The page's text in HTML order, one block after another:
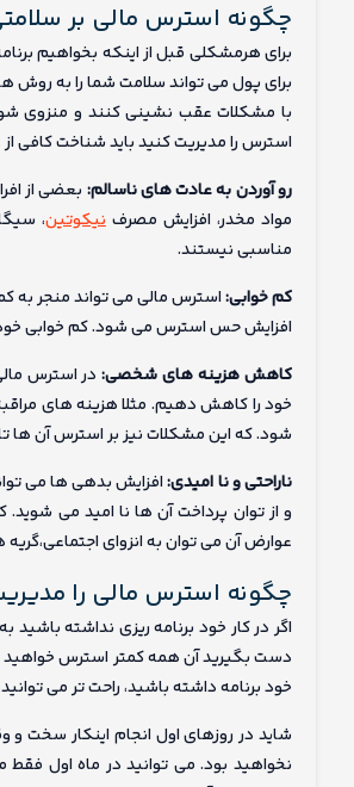
چگونه استرس مالی بر
برای هرمشکلی قبل از اینکه بخواهیم
برای پول می تواند سلامت شما را به
با مشکلات عقب نشینی کنند و منزوی
استرس را مدیریت کنید باید شناخت کافی
رو آوردن به عادت های ناسالم: بعضی از
مواد مخدر، افزایش مصرفنیکوتین،
مناسبی نیستند.
کم خوابی:استرس مالی می تواند منجر به
افزایش حس استرس می شود. کم خوابی
کاهش هزینه های شخصی: در استرس
خود را کاهش دهیم. مثلا هزینه های
شود. که این مشکلات نیز بر استرس آن ها
ناراحتی و نا امیدی:افزایش بدهی ها می
و از توان پرداخت آن ها نا امید می
عوارض آن می توان به انزوای
چگونه استرس مالی را
اگر در کار خود برنامه ریزی نداشته
دست بگیرید آن همه کمتر استرس خواهید
خود برنامه داشته باشید، راحت تر می
شاید در روزهای اول انجام اینکار سخت و
نخواهید بود. می توانید در ماه اول